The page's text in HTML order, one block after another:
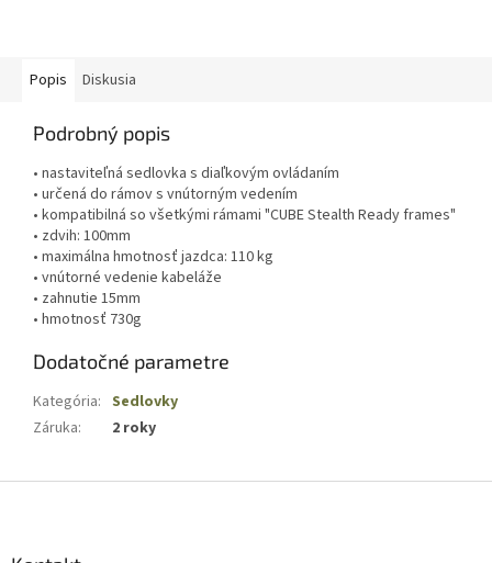
Popis Diskusia
Podrobný popis
• nastaviteľná sedlovka s diaľkovým ovládaním
• určená do rámov s vnútorným vedením
• kompatibilná so všetkými rámami "CUBE Stealth Ready frames"
• zdvih: 100mm
• maximálna hmotnosť jazdca: 110 kg
• vnútorné vedenie kabeláže
• zahnutie 15mm
• hmotnosť 730g
Dodatočné parametre
Kategória: Sedlovky
Záruka: 2 roky